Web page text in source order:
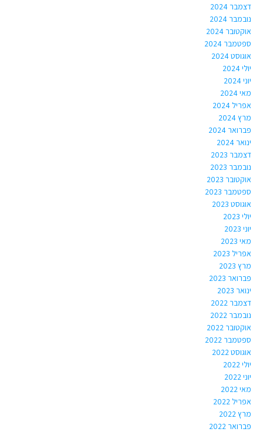
דצמבר 2024
נובמבר 2024
אוקטובר 2024
ספטמבר 2024
אוגוסט 2024
יולי 2024
יוני 2024
מאי 2024
אפריל 2024
מרץ 2024
פברואר 2024
ינואר 2024
דצמבר 2023
נובמבר 2023
אוקטובר 2023
ספטמבר 2023
אוגוסט 2023
יולי 2023
יוני 2023
מאי 2023
אפריל 2023
מרץ 2023
פברואר 2023
ינואר 2023
דצמבר 2022
נובמבר 2022
אוקטובר 2022
ספטמבר 2022
אוגוסט 2022
יולי 2022
יוני 2022
מאי 2022
אפריל 2022
מרץ 2022
פברואר 2022